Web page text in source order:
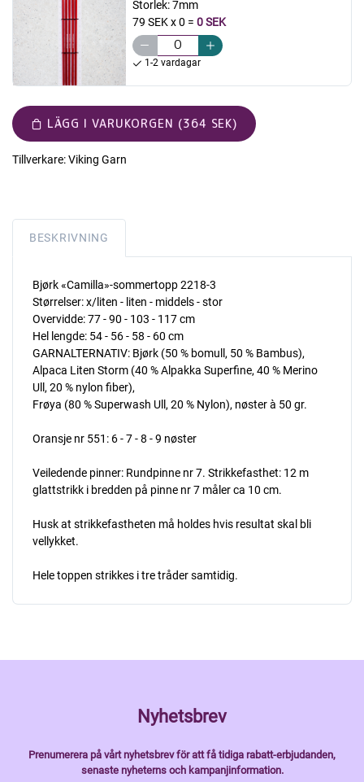
Storlek:7mm
79 SEK x 0 = 0 SEK
1-2 vardagar
LÄGG I VARUKORGEN (364 SEK)
Tillverkare:Viking Garn
BESKRIVNING
Bjørk «Camilla»-sommertopp 2218-3
Størrelser: x/liten - liten - middels - stor
Overvidde: 77 - 90 - 103 - 117 cm
Hel lengde: 54 - 56 - 58 - 60 cm
GARNALTERNATIV: Bjørk (50 % bomull, 50 % Bambus),
Alpaca Liten Storm (40 % Alpakka Superfine, 40 % Merino
Ull, 20 % nylon fiber),
Frøya (80 % Superwash Ull, 20 % Nylon), nøster à 50 gr.
Oransje nr 551: 6 - 7 - 8 - 9 nøster
Veiledende pinner: Rundpinne nr 7. Strikkefasthet: 12 m
glattstrikk i bredden på pinne nr 7 måler ca 10 cm.
Husk at strikkefastheten må holdes hvis resultat skal bli
vellykket.
Hele toppen strikkes i tre tråder samtidig.
Nyhetsbrev
Prenumerera på vårt nyhetsbrev för att få tidiga rabatt-erbjudanden,
senaste nyheterns och kampanjinformation.